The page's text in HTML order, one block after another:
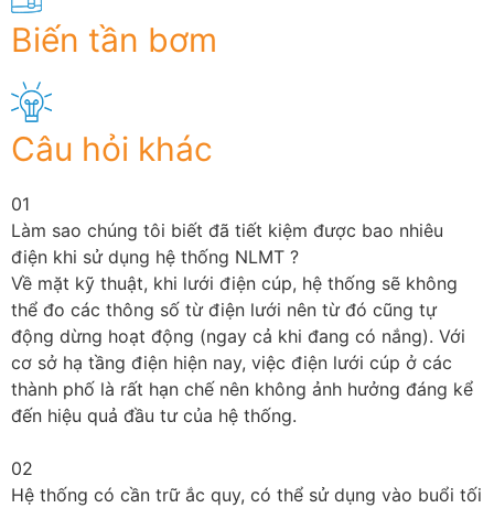
Biến tần bơm
Câu hỏi khác
01
Làm sao chúng tôi biết đã tiết kiệm được bao nhiêu
điện khi sử dụng hệ thống NLMT ?
Về mặt kỹ thuật, khi lưới điện cúp, hệ thống sẽ không
thể đo các thông số từ điện lưới nên từ đó cũng tự
động dừng hoạt động (ngay cả khi đang có nắng). Với
cơ sở hạ tầng điện hiện nay, việc điện lưới cúp ở các
thành phố là rất hạn chế nên không ảnh hưởng đáng kể
đến hiệu quả đầu tư của hệ thống.
02
Hệ thống có cần trữ ắc quy, có thể sử dụng vào buổi tối